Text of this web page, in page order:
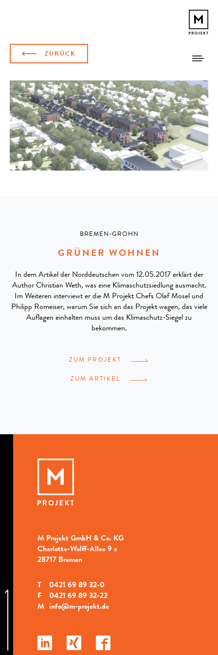
ZURÜCK
BREMEN-GROHN
GRÜNER WOHNEN
In dem Artikel der Norddeutschen vom 12.05.2017 erklärt der
Author Christian Weth, was eine Klimaschutzsiedlung ausmacht.
Im Weiteren interviewt er die M Projekt Chefs Olaf Mosel und
Philipp Romeiser, warum Sie sich an das Projekt wagen, das viele
Auflagen einhalten muss um das Klimaschutz-Siegel zu
bekommen.
ZUM PROJEKT
ZUM ARTIKEL
M Projekt GmbH & Co. KG
Charlotte-Wolff-Allee 9 a
28717 Bremen
T
0421 69 89 32-0
F
0421 69 89 32-22
M
info@m-projekt.de